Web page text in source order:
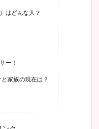
はどんな人？
ー！
家族の現在は？